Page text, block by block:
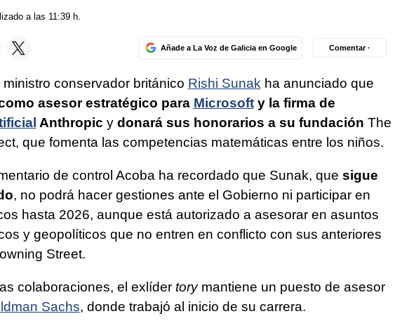
a las 11:39 h.
Añade a La Voz de Galicia en Google Comentar ·
ministro conservador británico Rishi Sunak ha anunciado que
asesor estratégico para Microsofty la firma de
Anthropic ydonará sus honorarios a su fundación The
que fomenta las competencias matemáticas entre los niños.
de control Acoba ha recordado que Sunak, que sigue
, no podrá hacer gestiones ante el Gobierno ni participar en
hasta 2026, aunque está autorizado a asesorar en asuntos
y geopolíticos que no entren en conflicto con sus anteriores
Street.
colaboraciones, el exlídertorymantiene un puesto de asesor
Sachs, donde trabajó al inicio de su carrera.